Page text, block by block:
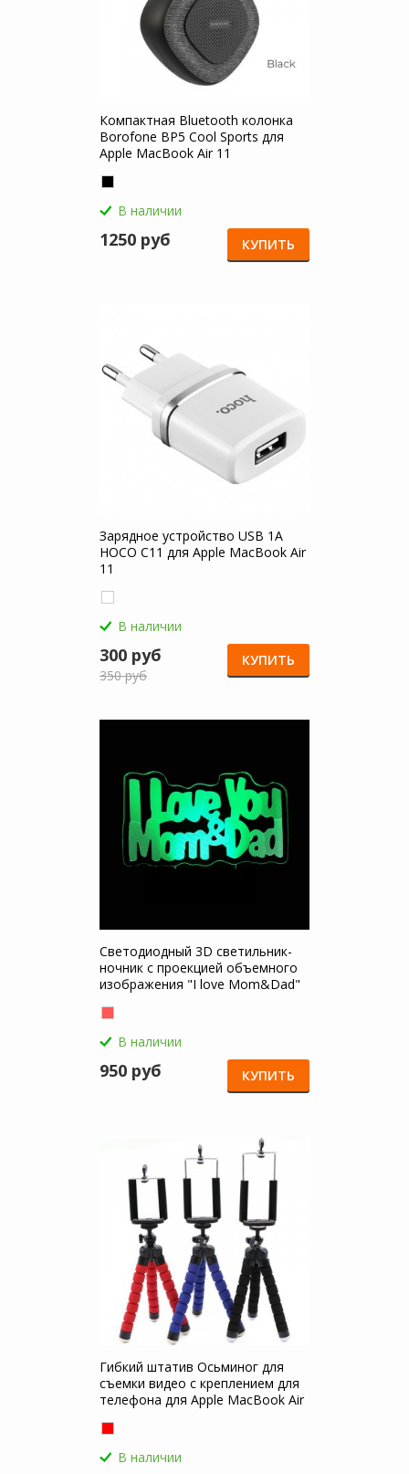
Компактная Bluetooth колонка
Borofone BP5 Cool Sports для
Apple MacBook Air 11
В наличии
1250 руб КУПИТЬ
Зарядное устройство USB 1A
HOCO C11 для Apple MacBook Air
11
В наличии
300 руб
350 руб
КУПИТЬ
Светодиодный 3D светильник-
ночник с проекцией объемного
изображения "I love Mom&Dad"
В наличии
950 руб КУПИТЬ
Гибкий штатив Осьминог для
съемки видео с креплением для
телефона для Apple MacBook Air
В наличии